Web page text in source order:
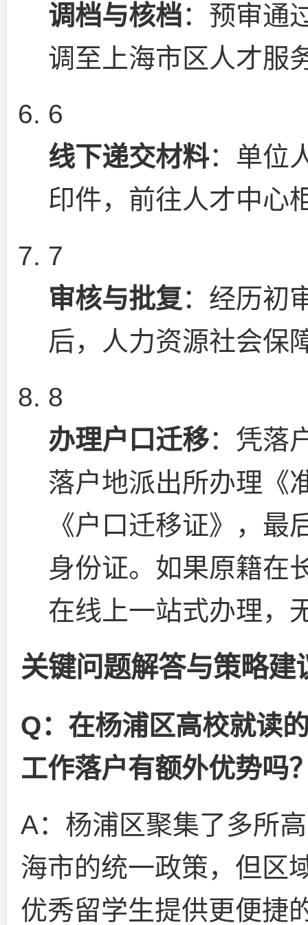
调档与核档：预审通
调至上海市区人才服
6
线下递交材料：单位
印件，前往人才中心
7
审核与批复：经历初
后，人力资源社会保
8
办理户口迁移：凭落
落户地派出所办理《
《户口迁移证》，
身份证。如果原籍在
在线上一站式办理，
关键问题解答与策略建
Q：在杨浦区高校就读
工作落户有额外优势吗
A：杨浦区聚集了多所
海市的统一政策，但区
优秀留学生提供更便捷